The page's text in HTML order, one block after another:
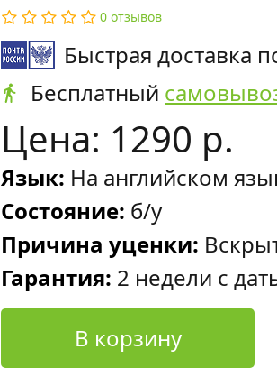
0 отзывов
Быстрая доставка
Бесплатный
Цена: 1290 р.
Язык: На английском
Состояние: б/у
Причина уценки:
Гарантия: 2 недели с
В корзину